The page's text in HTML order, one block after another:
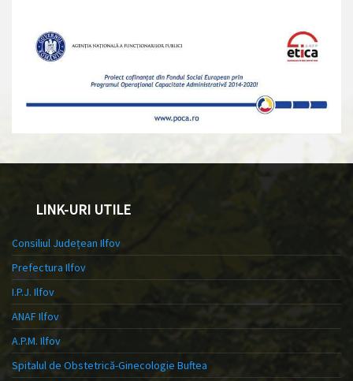
LINK-URI UTILE
Consiliul Județean Ilfov
Prefectura Ilfov
I.P.J. Ilfov
ANAF Ilfov
A.P.M. Ilfov
Spitalul de Obstetrică-Ginecologie Buftea